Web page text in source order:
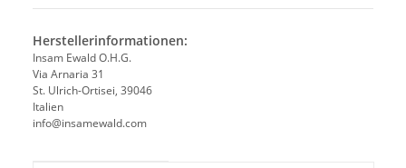
Herstellerinformationen:
Insam Ewald O.H.G.
Via Arnaria 31
St. Ulrich-Ortisei, 39046
Italien
info@insamewald.com